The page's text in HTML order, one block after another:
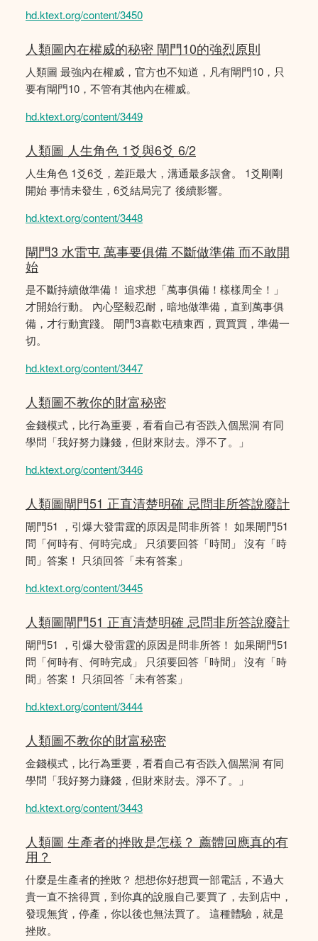
hd.ktext.org/content/3450
人類圖內在權威的秘密 閘門10的強烈原則
人類圖 最強內在權威，官方也不知道，凡有閘門10，只
要有閘門10，不管有其他內在權威。
hd.ktext.org/content/3449
人類圖 人生角色 1爻與6爻 6/2
人生角色 1爻6爻，差距最大，溝通最多誤會。 1爻剛剛
開始 事情未發生，6爻結局完了 後續影響。
hd.ktext.org/content/3448
閘門3 水雷屯 萬事要俱備 不斷做準備 而不敢開
始
是不斷持續做準備！ 追求想「萬事俱備！樣樣周全！」
才開始行動。 內心堅毅忍耐，暗地做準備，直到萬事俱
備，才行動實踐。 閘門3喜歡屯積東西，買買買，準備一
切。
hd.ktext.org/content/3447
人類圖不教你的財富秘密
金錢模式，比行為重要，看看自己有否跌入個黑洞 有同
學問「我好努力賺錢，但財來財去。淨不了。」
hd.ktext.org/content/3446
人類圖閘門51 正直清楚明確 忌問非所答說廢計
閘門51 ，引爆大發雷霆的原因是問非所答！ 如果閘門51
問「何時有、何時完成」 只須要回答「時間」 沒有「時
間」答案！ 只須回答「未有答案」
hd.ktext.org/content/3445
人類圖閘門51 正直清楚明確 忌問非所答說廢計
閘門51 ，引爆大發雷霆的原因是問非所答！ 如果閘門51
問「何時有、何時完成」 只須要回答「時間」 沒有「時
間」答案！ 只須回答「未有答案」
hd.ktext.org/content/3444
人類圖不教你的財富秘密
金錢模式，比行為重要，看看自己有否跌入個黑洞 有同
學問「我好努力賺錢，但財來財去。淨不了。」
hd.ktext.org/content/3443
人類圖 生產者的挫敗是怎樣？ 薦體回應真的有
用？
什麼是生產者的挫敗？ 想想你好想買一部電話，不過大
貴一直不捨得買，到你真的說服自己要買了，去到店中，
發現無貨，停產，你以後也無法買了。 這種體驗，就是
挫敗。